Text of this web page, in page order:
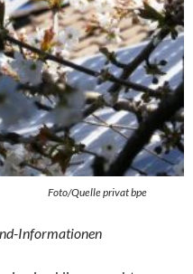
PV Foto/Quelle privat bpe
Informationen